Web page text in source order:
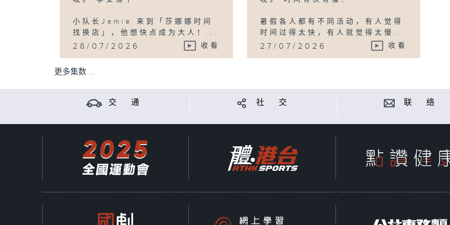
小队长Jamie 来到「莎娜娜时间
找换店」，他想快点成为大人！...
28/07/2026 收看
暑假各人都有不同活动，有人觉得
时间过得太快，有人就觉得太慢...
27/07/2026 收看
更多集数 ...
交 通 社 交 联 络